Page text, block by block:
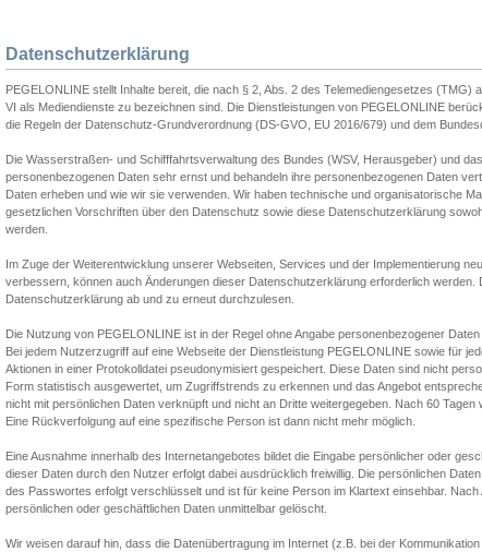
Datenschutzerklärung
PEGELONLINE stellt Inhalte bereit, die nach § 2, Abs. 2 des Telemediengesetzes
VI als Mediendienste zu bezeichnen sind. Die Dienstleistungen von PEGELONLINE
die Regeln der Datenschutz-Grundverordnung (DS-GVO, EU 2016/679) und dem
Die Wasserstraßen- und Schifffahrtsverwaltung des Bundes (WSV, Herausgeber) und
personenbezogenen Daten sehr ernst und behandeln ihre personenbezogenen Daten
Daten erheben und wie wir sie verwenden. Wir haben technische und organisatorische
gesetzlichen Vorschriften über den Datenschutz sowie diese Datenschutzerklärung
werden.
Im Zuge der Weiterentwicklung unserer Webseiten, Services und der Implementierung
verbessern, können auch Änderungen dieser Datenschutzerklärung erforderlich werden.
Datenschutzerklärung ab und zu erneut durchzulesen.
Die Nutzung von PEGELONLINE ist in der Regel ohne Angabe personenbezogener Daten
Bei jedem Nutzerzugriff auf eine Webseite der Dienstleistung PEGELONLINE sowie für
Aktionen in einer Protokolldatei pseudonymisiert gespeichert. Diese Daten sind nicht
Form statistisch ausgewertet, um Zugriffstrends zu erkennen und das Angebot
nicht mit persönlichen Daten verknüpft und nicht an Dritte weitergegeben. Nach 60
Eine Rückverfolgung auf eine spezifische Person ist dann nicht mehr möglich.
Eine Ausnahme innerhalb des Internetangebotes bildet die Eingabe persönlicher oder
dieser Daten durch den Nutzer erfolgt dabei ausdrücklich freiwillig. Die persönlichen
des Passwortes erfolgt verschlüsselt und ist für keine Person im Klartext einsehbar.
persönlichen oder geschäftlichen Daten unmittelbar gelöscht.
Wir weisen darauf hin, dass die Datenübertragung im Internet (z.B. bei der